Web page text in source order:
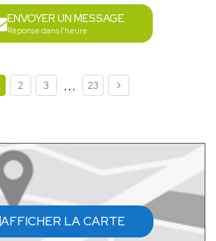
ENVOYER UN MESSAGE
Réponse dans l'heure
2 3 ... 23
AFFICHER LA CARTE